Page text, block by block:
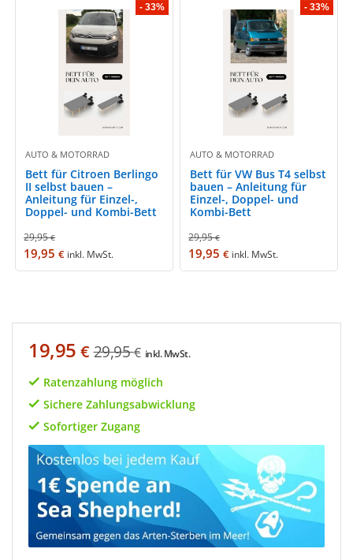
- 33%
AUTO & MOTORRAD
Bett für Citroen Berlingo
II selbst bauen –
Anleitung für Einzel-,
Doppel- und Kombi-Bett
29,95€
19,95€ inkl. MwSt.
- 33%
AUTO & MOTORRAD
Bett für VW Bus T4 selbst
bauen – Anleitung für
Einzel-, Doppel- und
Kombi-Bett
29,95€
19,95€ inkl. MwSt.
29,95€
19,95 € inkl. MwSt.
Ratenzahlung möglich
Sichere Zahlungsabwicklung
Sofortiger Zugang